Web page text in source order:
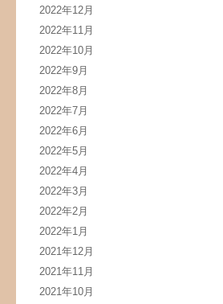
2022年12月
2022年11月
2022年10月
2022年9月
2022年8月
2022年7月
2022年6月
2022年5月
2022年4月
2022年3月
2022年2月
2022年1月
2021年12月
2021年11月
2021年10月